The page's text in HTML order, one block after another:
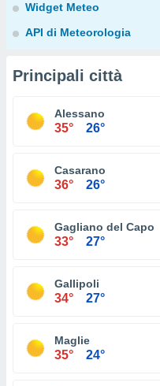
Widget Meteo
API di Meteorologia
Principali città
Alessano
35° 26°
Casarano
36° 26°
Gagliano del Capo
33° 27°
Gallipoli
34° 27°
Maglie
35° 24°